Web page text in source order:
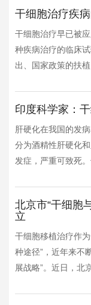
干细胞治疗疾
干细胞治疗早已被
种疾病治疗的临床
出、国家政策的扶
印度科学家：
肝硬化在我国的发
分为酒精性肝硬化
发症，严重可致死
北京市“干细胞
立
干细胞移植治疗作
种途径”，近年来不
展战略”。近日，北